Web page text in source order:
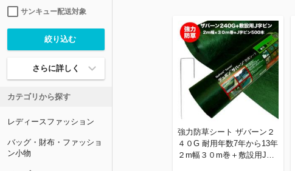
強力防草シート ザバーン２
４０G 耐用年数7年から13年
２m幅３０m巻＋敷設用J字
サンキュー配送対象
さらに詳しく
カテゴリから探す
レディースファッション
バッグ・財布・ファッショ
ン小物